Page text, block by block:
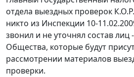
отдела выездных проверок
никто из Инспекции 10-
звонил и не уточнял состав лиц
Общества, которые будут
рассмотрении материалов
проверки.